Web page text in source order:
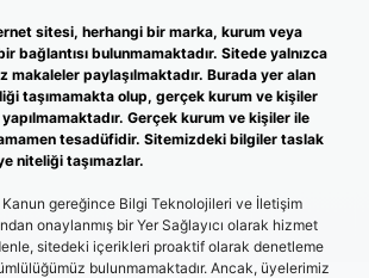
sitesi, herhangi bir marka, kurum veya
bağlantısı bulunmamaktadır. Sitede yalnızca
makaleler paylaşılmaktadır. Burada yer alan
taşımamakta olup, gerçek kurum ve kişiler
yapılmamaktadır. Gerçek kurum ve kişiler ile
tesadüfidir. Sitemizdeki bilgiler taslak
niteliği taşımazlar.
Kanun gereğince Bilgi Teknolojileri ve İletişim
onaylanmış bir Yer Sağlayıcı olarak hizmet
sitedeki içerikleri proaktif olarak denetleme
bulunmamaktadır. Ancak, üyelerimiz